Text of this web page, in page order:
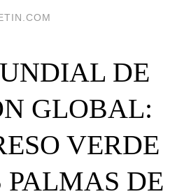
DE
GLOBAL:
VERDE
PALMAS DE